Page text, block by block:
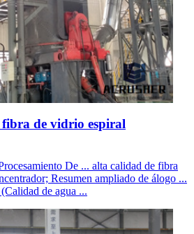
de vidrio espiral
De ... alta calidad de fibra
Resumen ampliado de álogo ...
de agua ...